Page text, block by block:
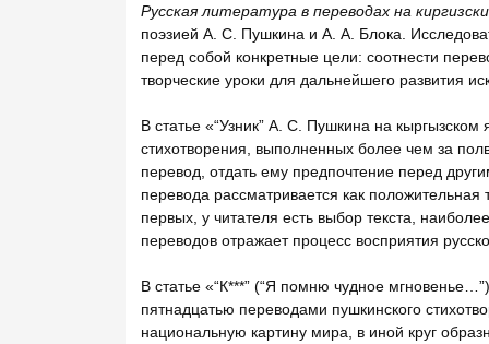
Русская литература в переводах на
поэзией А. С. Пушкина и А. А. Блока.
перед собой конкретные цели: соотнести
творческие уроки для дальнейшего развития
В статье «“Узник” А. С. Пушкина на
стихотворения, выполненных более чем за
перевод, отдать ему предпочтение перед
перевода рассматривается как
первых, у читателя есть выбор текста,
переводов отражает процесс восприятия
В статье «“К***” (“Я помню чудное
пятнадцатью переводами пушкинского
национальную картину мира, в иной круг